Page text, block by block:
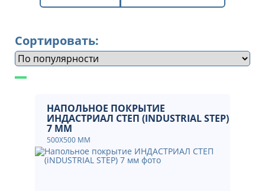
Сортировать:
НАПОЛЬНОЕ ПОКРЫТИЕ
ИНДАСТРИАЛ СТЕП (INDUSTRIAL STEP)
7 ММ
500Х500 ММ